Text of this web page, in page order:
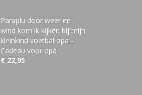
Paraplu door weer en
wind kom ik kijken bij mijn
kleinkind voetbal opa -
Cadeau voor opa
€ 22,95